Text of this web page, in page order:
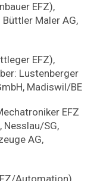
EFZ),
Maler AG,
EFZ),
Lustenberger
Madiswil/BE
EFZ
Nesslau/SG,
AG,